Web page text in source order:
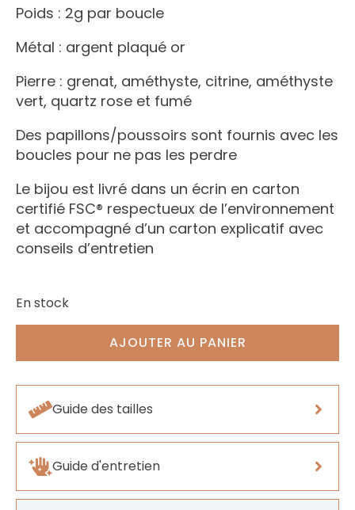
Poids : 2g par boucle
Métal : argent plaqué or
Pierre : grenat, améthyste, citrine, améthyste
vert, quartz rose et fumé
Des papillons/poussoirs sont fournis avec les
boucles pour ne pas les perdre
Le bijou est livré dans un écrin en carton
certifié FSC® respectueux de l’environnement
et accompagné d’un carton explicatif avec
conseils d’entretien
En stock
AJOUTER AU PANIER
Guide des tailles
Guide d'entretien